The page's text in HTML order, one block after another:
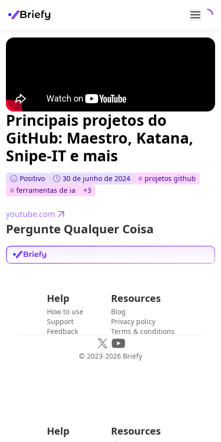
Principais projetos do
GitHub: Maestro, Katana,
Snipe-IT e mais
Positivo 30 de junho de 2024 # projetos github
# ferramentas de ia +3
youtube.com
Pergunte Qualquer Coisa
Help
How to use
Support
Feedback
Resources
Blog
Privacy policy
Terms & conditions
© 2023-2026 Briefy
Help Resources